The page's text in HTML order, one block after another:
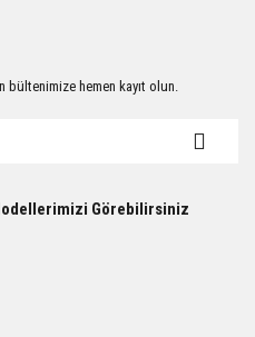
bültenimize hemen kayıt olun.
Görebilirsiniz